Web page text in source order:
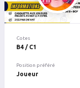
Cotes
B4 / C1
Position préféré
Joueur